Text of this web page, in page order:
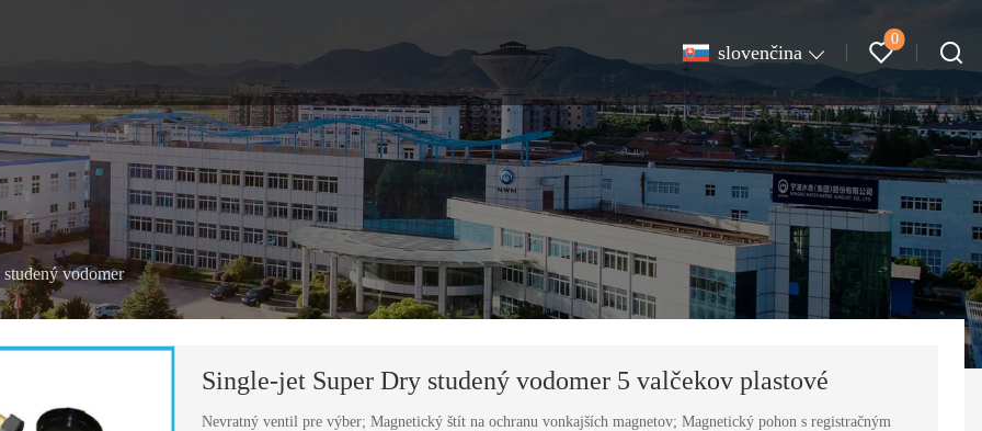
slovenčina
0
vodomer
Single-jet Super Dry studený vodomer 5 valčekov plastové
Nevratný ventil pre výber; Magnetický štít na ochranu vonkajších magnetov; Magnetický pohon s registračným